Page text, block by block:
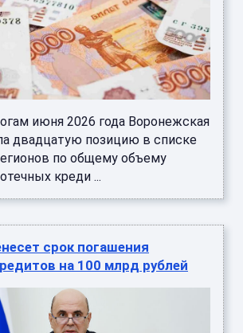
июня 2026 года Воронежская
двадцатую позицию в списке
по общему объему
креди ...
срок погашения
на 100 млрд рублей